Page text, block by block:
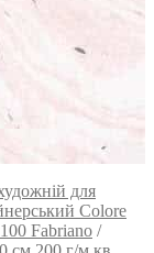
для
Colore
Fabriano /